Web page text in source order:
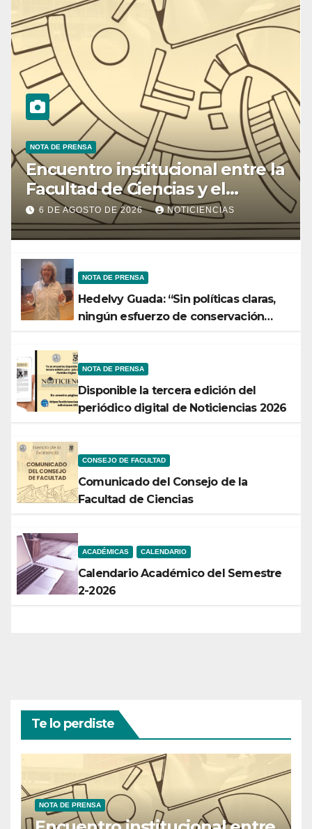
NOTA DE PRENSA
Encuentro institucional entre la
Facultad de Ciencias y el
Ministerio de Ciencia y
Tecnología
6 DE AGOSTO DE 2026 NOTICIENCIAS
NOTA DE PRENSA
Hedelvy Guada: “Sin políticas claras,
ningún esfuerzo de conservación
NOTA DE PRENSA
Disponible la tercera edición del
periódico digital de Noticiencias 2026
CONSEJO DE FACULTAD
Comunicado del Consejo de la
Facultad de Ciencias
ACADÉMICAS CALENDARIO
Calendario Académico del Semestre
2-2026
Te lo perdiste
NOTA DE PRENSA